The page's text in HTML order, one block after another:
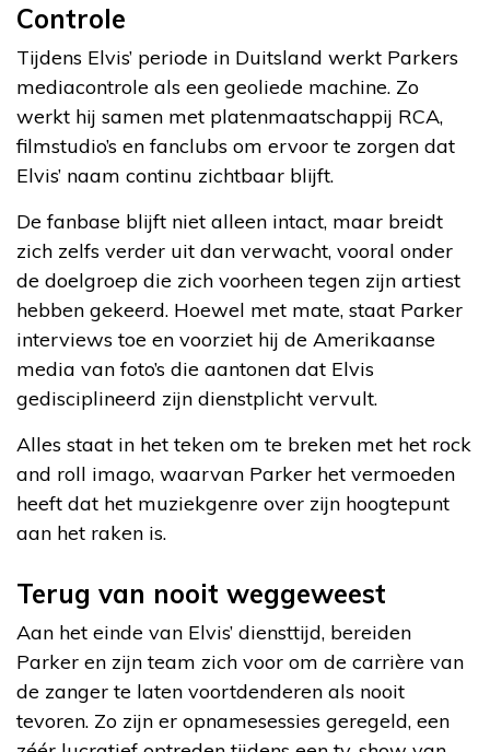
Controle
Tijdens Elvis’ periode in Duitsland werkt Parkers
mediacontrole als een geoliede machine. Zo
werkt hij samen met platenmaatschappij RCA,
filmstudio’s en fanclubs om ervoor te zorgen dat
Elvis’ naam continu zichtbaar blijft.
De fanbase blijft niet alleen intact, maar breidt
zich zelfs verder uit dan verwacht, vooral onder
de doelgroep die zich voorheen tegen zijn artiest
hebben gekeerd. Hoewel met mate, staat Parker
interviews toe en voorziet hij de Amerikaanse
media van foto’s die aantonen dat Elvis
gedisciplineerd zijn dienstplicht vervult.
Alles staat in het teken om te breken met het rock
and roll imago, waarvan Parker het vermoeden
heeft dat het muziekgenre over zijn hoogtepunt
aan het raken is.
Terug van nooit weggeweest
Aan het einde van Elvis’ diensttijd, bereiden
Parker en zijn team zich voor om de carrière van
de zanger te laten voortdenderen als nooit
tevoren. Zo zijn er opnamesessies geregeld, een